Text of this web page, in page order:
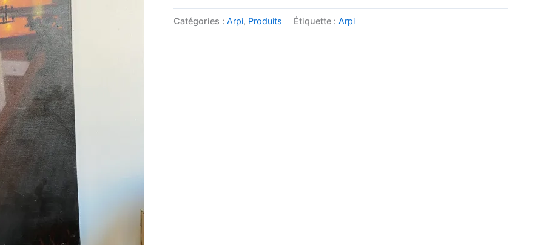
Catégories : Arpi, Produits Étiquette : Arpi